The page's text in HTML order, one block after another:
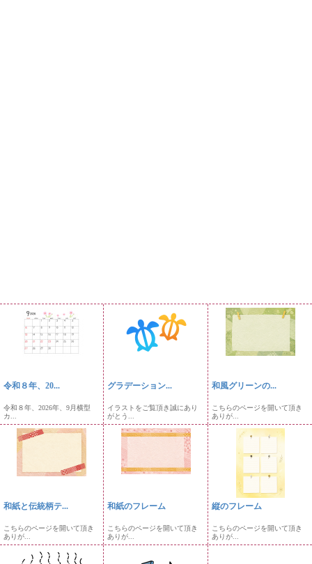
令和８年、20...
令和８年、2026年、9月横型
カ...
グラデーション...
イラストをご覧頂き誠にあり
がとう...
和風グリーンの...
こちらのページを開いて頂き
ありが...
和紙と伝統柄テ...
こちらのページを開いて頂き
ありが...
和紙のフレーム
こちらのページを開いて頂き
ありが...
縦のフレーム
こちらのページを開いて頂き
ありが...